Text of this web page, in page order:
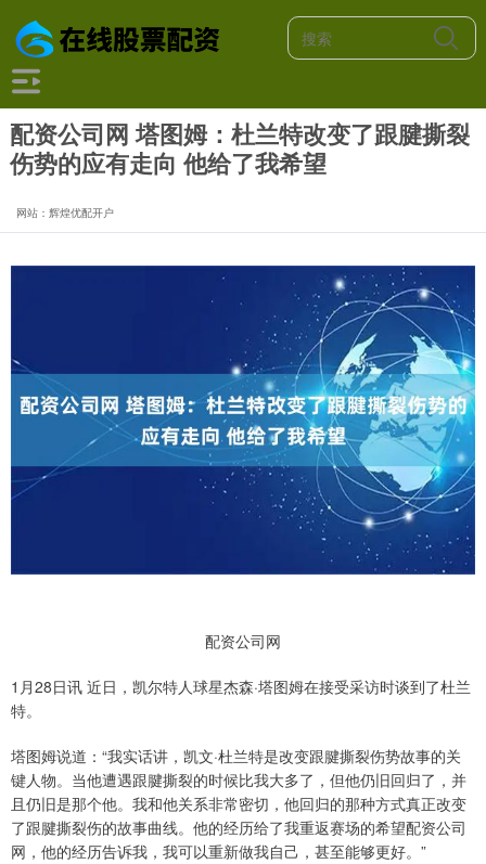
配资公司网 塔图姆：杜兰特改变了跟腱撕裂
伤势的应有走向 他给了我希望
网站：辉煌优配开户
配资公司网
1月28日讯 近日，凯尔特人球星杰森·塔图姆在接受采访时谈到了杜兰
特。
塔图姆说道：“我实话讲，凯文·杜兰特是改变跟腱撕裂伤势故事的关
键人物。当他遭遇跟腱撕裂的时候比我大多了，但他仍旧回归了，并
且仍旧是那个他。我和他关系非常密切，他回归的那种方式真正改变
了跟腱撕裂伤的故事曲线。他的经历给了我重返赛场的希望配资公司
网，他的经历告诉我，我可以重新做我自己，甚至能够更好。”